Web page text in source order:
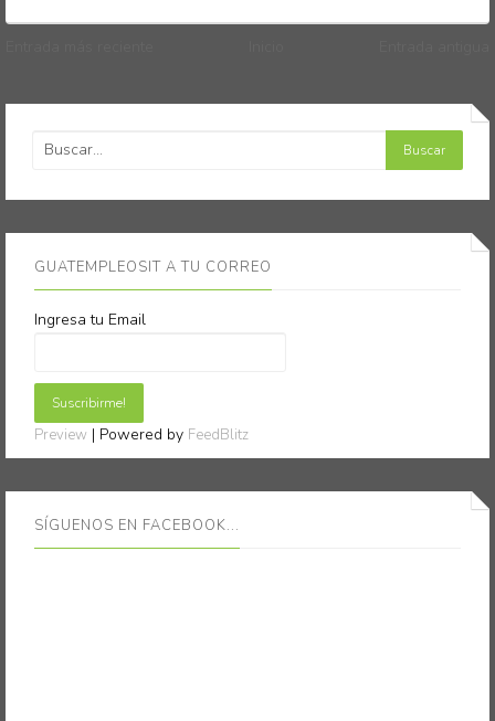
GUATEMPLEOSIT A TU CORREO
Ingresa tu Email
Preview | Powered by FeedBlitz
SÍGUENOS EN FACEBOOK...